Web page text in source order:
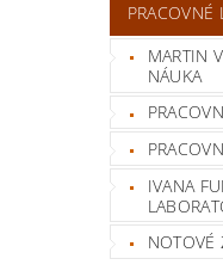
PRACOVNÉ
MARTIN
NÁUKA
IVANA
NOTOVÉ